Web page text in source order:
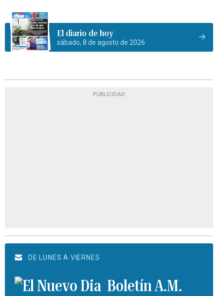
El diario de hoy
sábado, 8 de agosto de 2026
PUBLICIDAD
DE LUNES A VIERNES
Boletín A.M.